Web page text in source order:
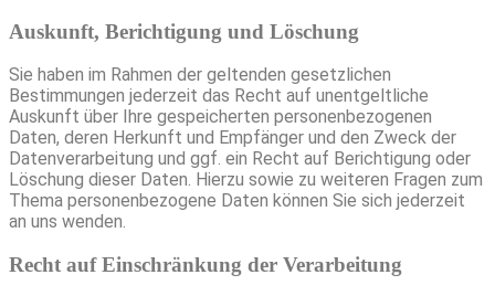
Auskunft, Berichtigung und Löschung
Sie haben im Rahmen der geltenden gesetzlichen
Bestimmungen jederzeit das Recht auf unentgeltliche
Auskunft über Ihre gespeicherten personenbezogenen
Daten, deren Herkunft und Empfänger und den Zweck der
Datenverarbeitung und ggf. ein Recht auf Berichtigung oder
Löschung dieser Daten. Hierzu sowie zu weiteren Fragen zum
Thema personenbezogene Daten können Sie sich jederzeit
an uns wenden.
Recht auf Einschränkung der Verarbeitung